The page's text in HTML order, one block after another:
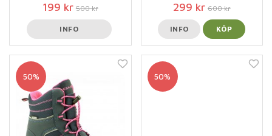
199 kr 500 kr
INFO
299 kr 600 kr
INFO KÖP
50% 50%